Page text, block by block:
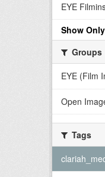
EYE
Show
Groups
EYE (Film
Open
Tags